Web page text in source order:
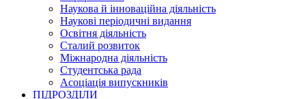
Наукова й інноваційна діяльність
Наукові періодичні видання
Освітня діяльність
Сталий розвиток
Міжнародна діяльність
Студентська рада
Асоціація випускників
ПІДРОЗДІЛИ